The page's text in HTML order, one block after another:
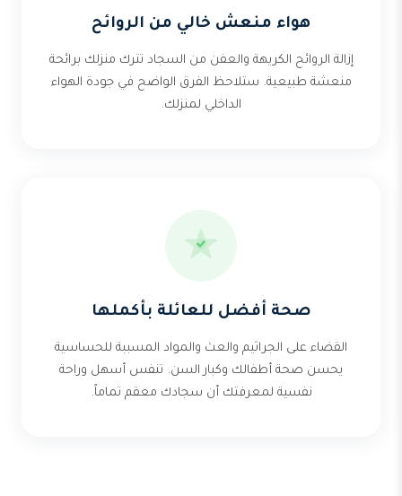
هواء منعش خالي من الروائح
إزالة الروائح الكريهة والعفن من السجاد تترك منزلك برائحة
منعشة طبيعية. ستلاحظ الفرق الواضح في جودة الهواء
الداخلي لمنزلك.
صحة أفضل للعائلة بأكملها
القضاء على الجراثيم والعث والمواد المسببة للحساسية
يحسن صحة أطفالك وكبار السن. تنفس أسهل وراحة
نفسية لمعرفتك أن سجادك معقم تماماً.